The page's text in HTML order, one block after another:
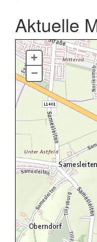
Aktuelle
+
–